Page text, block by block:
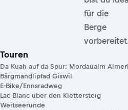
für die
Berge
Touren
Da Kuah auf da Spur: Mordaualm
Bärgmandlipfad Giswil
E-Bike/Ennsradweg
Lac Blanc über den Klettersteig
Weitseerunde